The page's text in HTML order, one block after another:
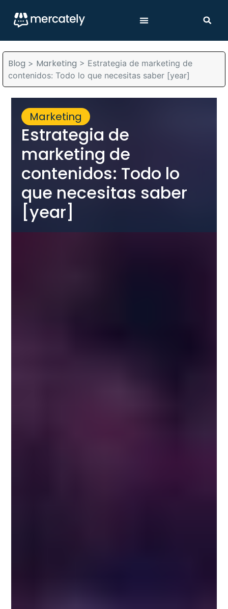
Blog > Marketing > Estrategia de marketing de
contenidos: Todo lo que necesitas saber [year]
Marketing
Estrategia de
marketing de
contenidos: Todo lo
que necesitas saber
[year]